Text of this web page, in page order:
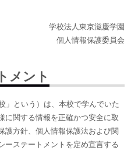
学校法人東京滋慶学園
個人情報保護委員会
メント
」という）は、本校で学んでいた
に関する情報を正確かつ安全に取
護方針、個人情報保護法および関
ーステートメントを定め宣言する